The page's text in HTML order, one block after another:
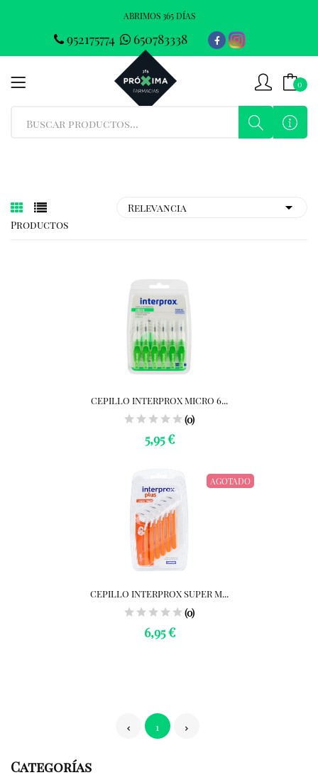
ABRIMOS 365 DÍAS
952175774 650783338
0
Categorías
Productos
CEPILLO INTERPROX MICRO 6...
(0)
5,95 €
AGOTADO
CEPILLO INTERPROX SUPER M...
(0)
6,95 €
1